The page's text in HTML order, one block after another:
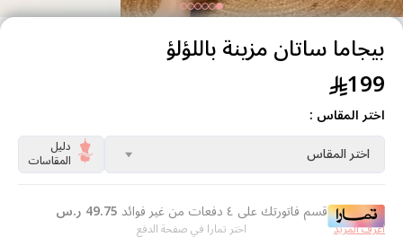
بيجاما ساتان مزينة باللؤلؤ
199
اختر المقاس :
اختر المقاس
دليل
المقاسات
قسم فاتورتك على ٤ دفعات من غير فوائد 49.75 ر.س
اختر تمارا في صفحة الدفع اعرف المزيد